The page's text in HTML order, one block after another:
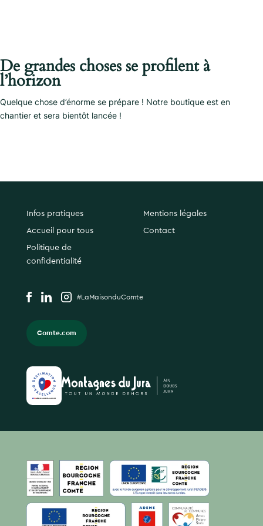
De grandes choses se profilent à
l’horizon
Quelque chose d’énorme se prépare ! Notre boutique est en
chantier et sera bientôt lancée !
Infos pratiques
Accueil pour tous
Politique de
confidentialité
Mentions légales
Contact
#LaMaisonduComte
Comte.com